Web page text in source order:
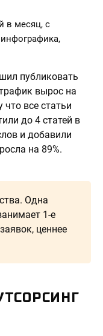
в месяц, с
публиковать
вырос на
все статьи
до 4 статей в
и добавили
на 89%.
Одна
1-е
ценнее